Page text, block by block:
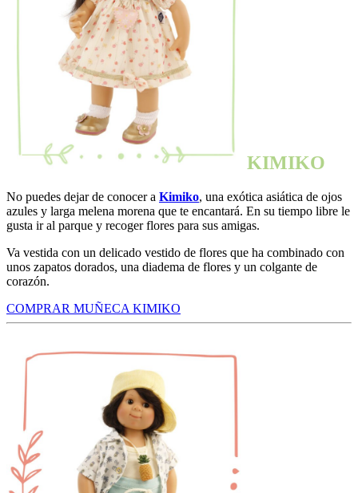
KIMIKO
No puedes dejar de conocer a Kimiko, una exótica asiática de ojos
azules y larga melena morena que te encantará. En su tiempo libre le
gusta ir al parque y recoger flores para sus amigas.
Va vestida con un delicado vestido de flores que ha combinado con
unos zapatos dorados, una diadema de flores y un colgante de
corazón.
COMPRAR MUÑECA KIMIKO